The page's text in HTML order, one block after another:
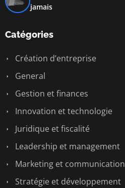
jamais
Catégories
Création d’entreprise
General
Gestion et finances
Innovation et technologie
Juridique et fiscalité
Leadership et management
Marketing et communication
Stratégie et développement